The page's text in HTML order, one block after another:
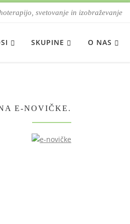
svetovanje in izobraževanje
SKUPINE O NAS
E-NOVIČKE.